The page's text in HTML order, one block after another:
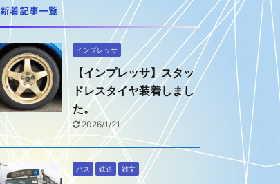
新着記事一覧
インプレッサ
【インプレッサ】スタッ
ドレスタイヤ装着しまし
た。
2026/1/21
バス 鉄道 雑文